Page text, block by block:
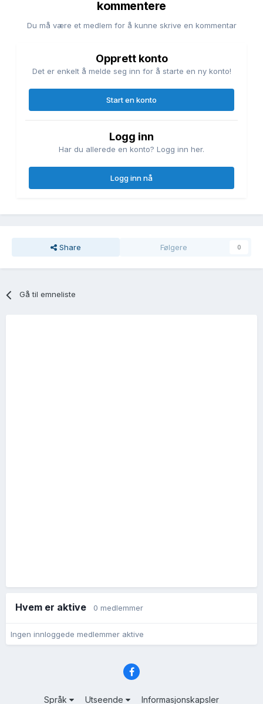
kommentere
Du må være et medlem for å kunne skrive en kommentar
Opprett konto
Det er enkelt å melde seg inn for å starte en ny konto!
Start en konto
Logg inn
Har du allerede en konto? Logg inn her.
Logg inn nå
Share Følgere 0
Gå til emneliste
Hvem er aktive 0 medlemmer
Ingen innloggede medlemmer aktive
Språk Utseende Informasjonskapsler